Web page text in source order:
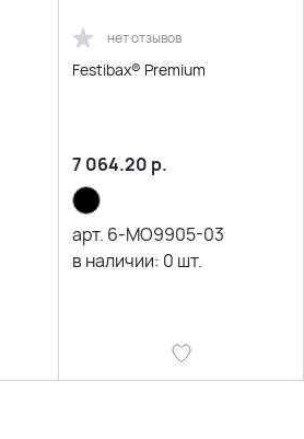
нет отзывов
Festibax® Premium
7 064.20 р.
арт. 6-MO9905-03
в наличии: 0 шт.